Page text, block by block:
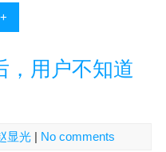
，用户不知道
显光| No comments